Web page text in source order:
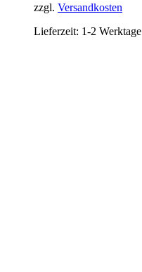
zzgl. Versandkosten
Lieferzeit: 1-2 Werktage